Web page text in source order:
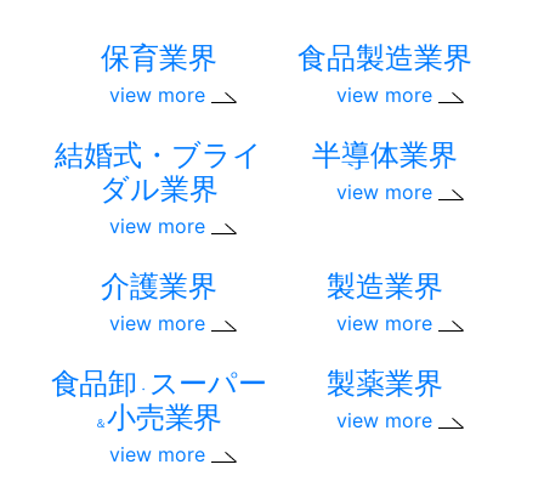
保育業界
view more
食品製造業界
view more
結婚式・ブライ
ダル業界
view more
半導体業界
view more
介護業界
view more
製造業界
view more
食品卸 ・ スーパー
＆小売業界
view more
製薬業界
view more